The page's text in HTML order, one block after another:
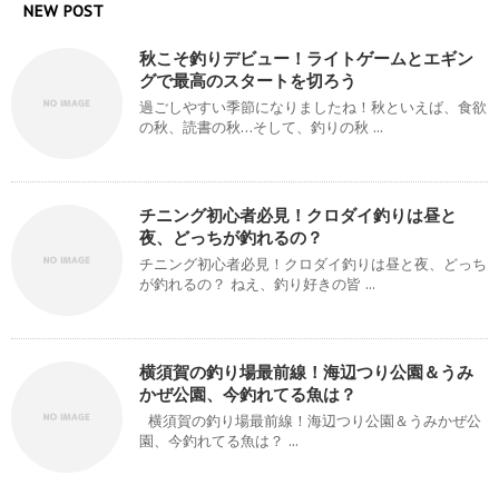
NEW POST
秋こそ釣りデビュー！ライトゲームとエギン
グで最高のスタートを切ろう
過ごしやすい季節になりましたね！秋といえば、食欲
の秋、読書の秋…そして、釣りの秋 ...
チニング初心者必見！クロダイ釣りは昼と
夜、どっちが釣れるの？
チニング初心者必見！クロダイ釣りは昼と夜、どっち
が釣れるの？ ねえ、釣り好きの皆 ...
横須賀の釣り場最前線！海辺つり公園＆うみ
かぜ公園、今釣れてる魚は？
横須賀の釣り場最前線！海辺つり公園＆うみかぜ公
園、今釣れてる魚は？ ...